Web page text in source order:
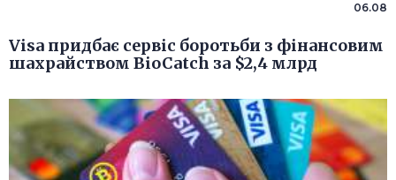
06.08
Visa придбає сервіс боротьби з фінансовим
шахрайством BioCatch за $2,4 млрд